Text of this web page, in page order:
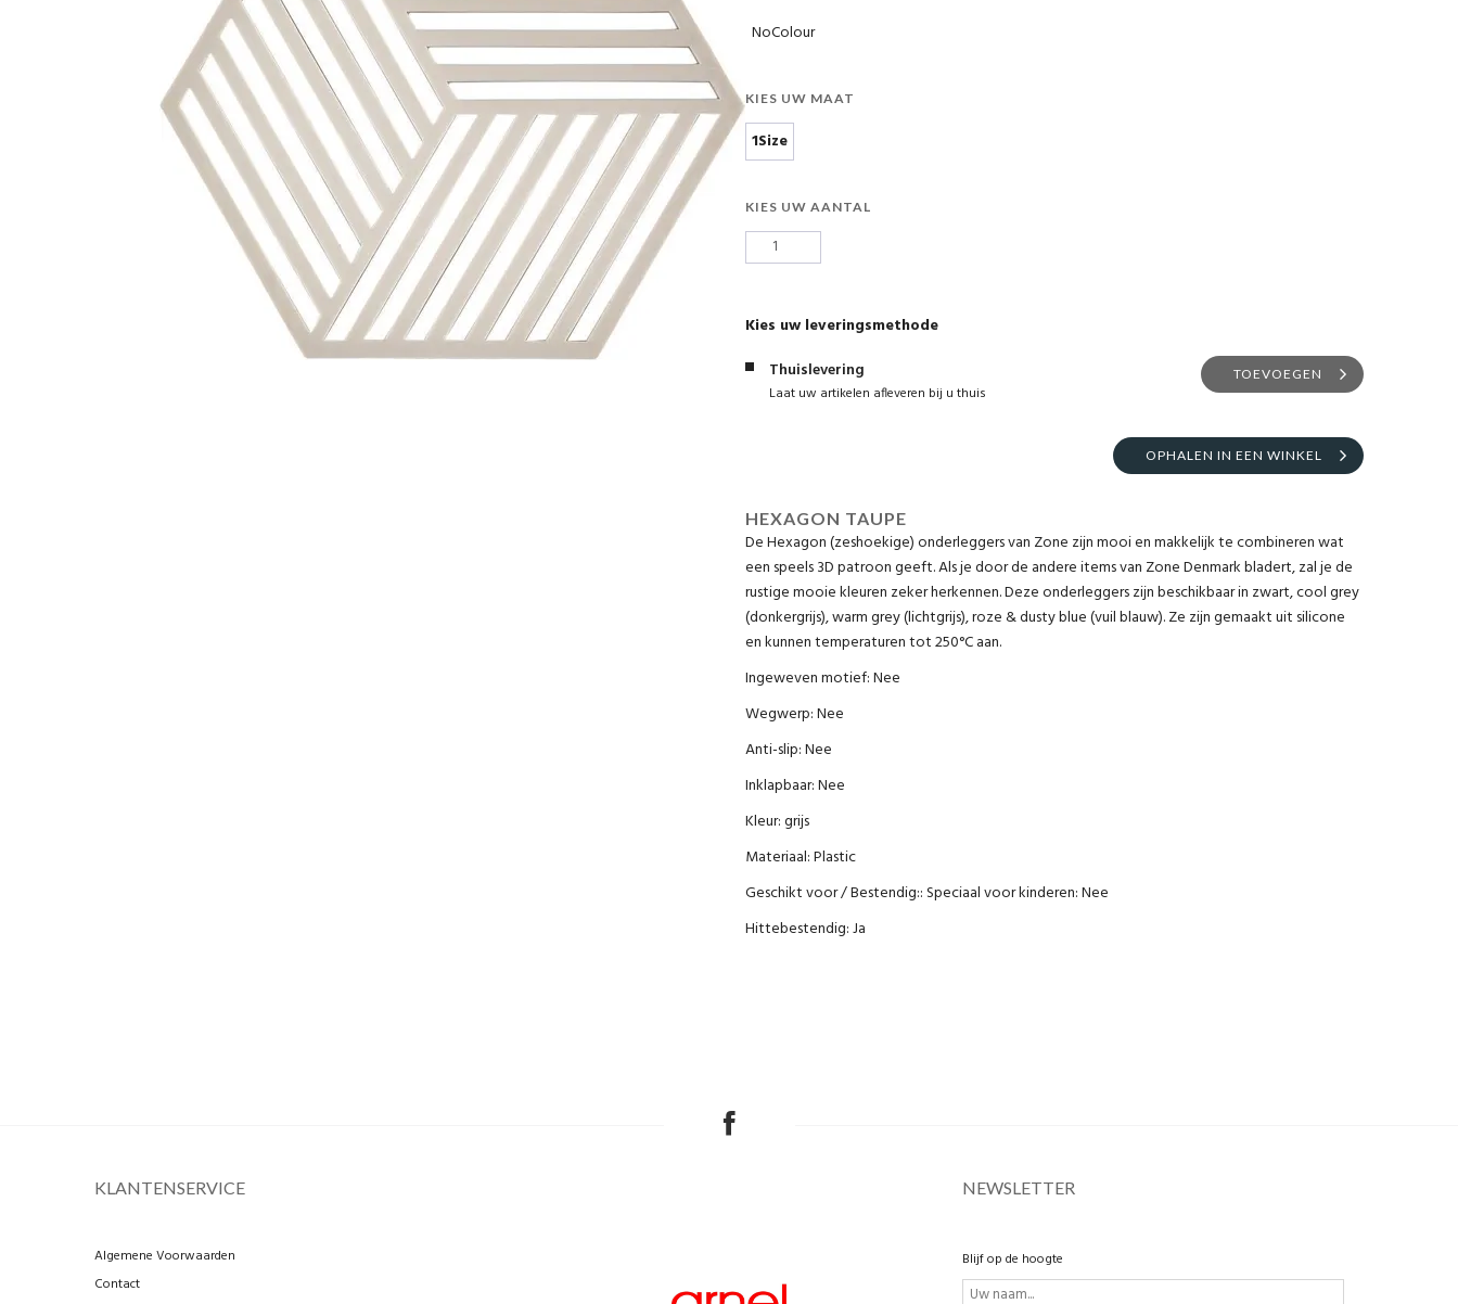
NoColour
KIES UW MAAT
1Size
KIES UW AANTAL
Kies uw leveringsmethode
Thuislevering
Laat uw artikelen afleveren bij u thuis
TOEVOEGEN
OPHALEN IN EEN WINKEL
HEXAGON TAUPE
De Hexagon (zeshoekige) onderleggers van Zone zijn mooi en makkelijk te combineren wat
een speels 3D patroon geeft. Als je door de andere items van Zone Denmark bladert, zal je de
rustige mooie kleuren zeker herkennen. Deze onderleggers zijn beschikbaar in zwart, cool grey
(donkergrijs), warm grey (lichtgrijs), roze & dusty blue (vuil blauw). Ze zijn gemaakt uit silicone
en kunnen temperaturen tot 250°C aan.
Ingeweven motief: Nee
Wegwerp: Nee
Anti-slip: Nee
Inklapbaar: Nee
Kleur: grijs
Materiaal: Plastic
Geschikt voor / Bestendig:: Speciaal voor kinderen: Nee
Hittebestendig: Ja
KLANTENSERVICE
Algemene Voorwaarden
Contact
NEWSLETTER
Blijf op de hoogte